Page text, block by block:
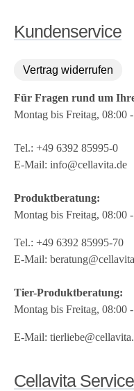
Kundenservice
Vertrag widerrufen
Für Fragen rund um
Montag bis Freitag, 08:00
Tel.: +49 6392 85995-0
E-Mail: info@cellavita.de
Produktberatung:
Montag bis Freitag, 08:00
Tel.: +49 6392 85995-70
E-Mail:
Tier-Produktberatung:
Montag bis Freitag, 08:00
E-Mail:
Cellavita Service